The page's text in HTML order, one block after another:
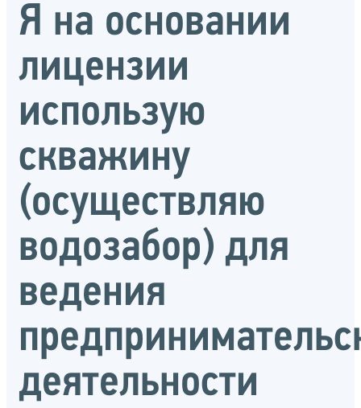
Я на основании
лицензии
использую
скважину
(осуществляю
водозабор) для
ведения
деятельности